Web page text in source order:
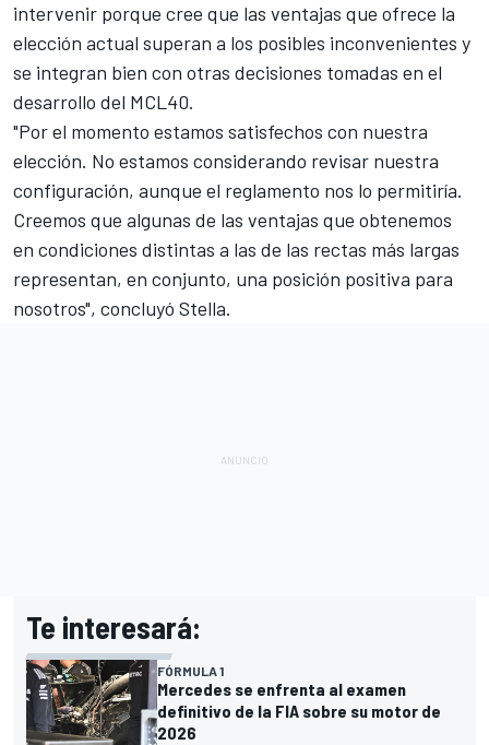
intervenir porque cree que las ventajas que ofrece la
elección actual superan a los posibles inconvenientes y
se integran bien con otras decisiones tomadas en el
desarrollo del MCL40.
"Por el momento estamos satisfechos con nuestra
elección. No estamos considerando revisar nuestra
configuración, aunque el reglamento nos lo permitiría.
Creemos que algunas de las ventajas que obtenemos
en condiciones distintas a las de las rectas más largas
representan, en conjunto, una posición positiva para
nosotros", concluyó Stella.
Te interesará:
FÓRMULA 1
Mercedes se enfrenta al examen
definitivo de la FIA sobre su motor de
2026